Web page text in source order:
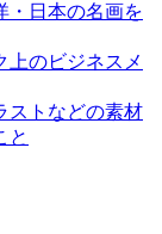
・日本の名画を
上のビジネスメ
ストなどの素材
と